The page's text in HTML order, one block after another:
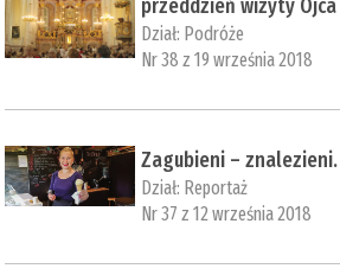
przeddzień wizyty
Dział: Podróże
Nr 38 z 19 września 2018
Zagubieni –
Dział: Reportaż
Nr 37 z 12 września 2018